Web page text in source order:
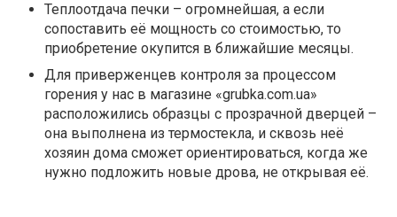
Теплоотдача печки – огромнейшая, а если
сопоставить её мощность со стоимостью, то
приобретение окупится в ближайшие месяцы.
Для приверженцев контроля за процессом
горения у нас в магазине «grubka.com.ua»
расположились образцы с прозрачной дверцей –
она выполнена из термостекла, и сквозь неё
хозяин дома сможет ориентироваться, когда же
нужно подложить новые дрова, не открывая её.